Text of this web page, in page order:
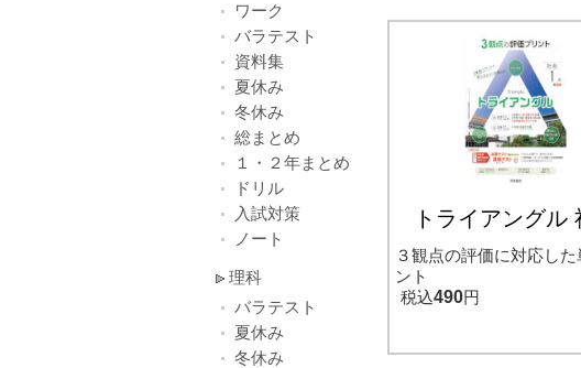
トライアングル
３観点の評価に対応した
ント
税込490円
ワーク
バラテスト
資料集
夏休み
冬休み
総まとめ
１・２年まとめ
ドリル
入試対策
ノート
理科
バラテスト
夏休み
冬休み